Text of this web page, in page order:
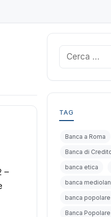
–
Ricerca
per:
TAG
Banca a Roma
Banca di
banca etica
banca
banca
Banca